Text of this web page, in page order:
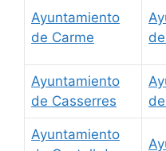
Ayuntamiento
de Carme
Ayuntamiento
de Casserres
Ayuntamiento